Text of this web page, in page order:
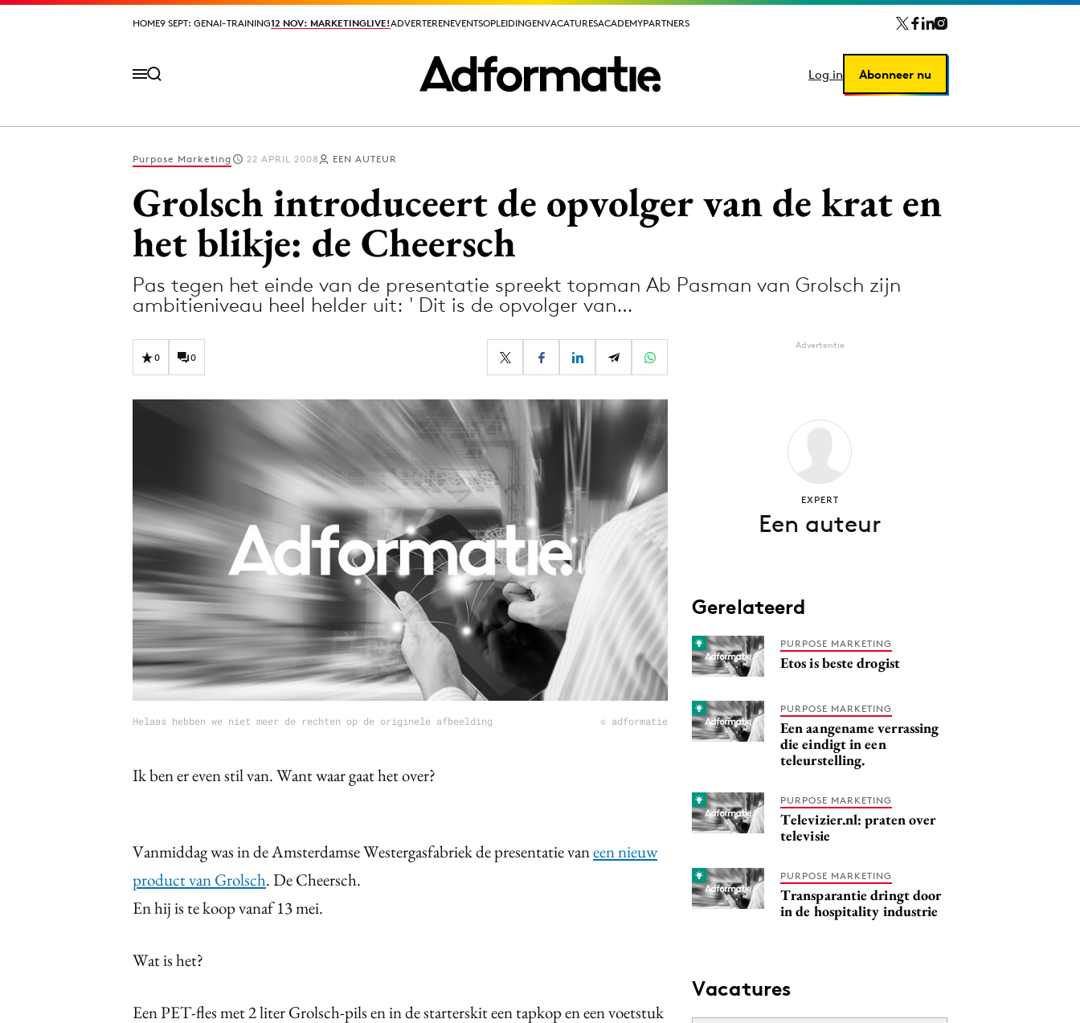
HOME9 SEPT: GENAI-TRAINING12 NOV: MARKETINGLIVE!ADVERTERENEVENTSOPLEIDINGENVACATURESACADEMYPARTNERS
Log in Abonneer nu
HOME9 SEPT: GENAI-TRAINING12 NOV: MARKETINGLIVE!ADVERTERENEVENTSOPLEIDINGENVACATURESACADEMYPARTNERS
Log in Abonneer nu
Design
Digital transformation
Influencer marketing
Interne communicatie
Martech
Media
Merkstrategie
PR
Programmatic
Reputatie & crisis
Purpose Marketing 22 APRIL 2008 EEN AUTEUR
Grolsch introduceert de opvolger van de krat en
het blikje: de Cheersch
Pas tegen het einde van de presentatie spreekt topman Ab Pasman van Grolsch zijn
ambitieniveau heel helder uit: ' Dit is de opvolger van…
0 0
Helaas hebben we niet meer de rechten op de originele afbeelding © adformatie
Ik ben er even stil van. Want waar gaat het over?
Vanmiddag was in de Amsterdamse Westergasfabriek de presentatie vaneen nieuw
product van Grolsch. De Cheersch.
En hij is te koop vanaf 13 mei.
Wat is het?
Een PET-fles met 2 liter Grolsch-pils en in de starterskit een tapkop en een voetstuk
Advertentie
EXPERT
Een auteur
Gerelateerd
PURPOSE MARKETING
Etos is beste drogist
PURPOSE MARKETING
Een aangename verrassing
die eindigt in een
teleurstelling.
PURPOSE MARKETING
Televizier.nl: praten over
televisie
PURPOSE MARKETING
Transparantie dringt door
in de hospitality industrie
Vacatures